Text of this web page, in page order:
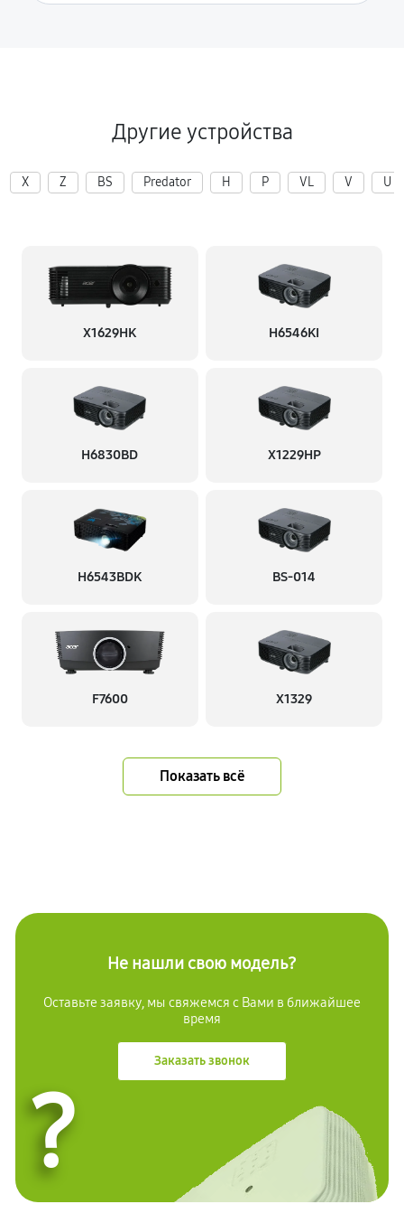
Другие устройства
X Z BS Predator H P VL V U
X1629HK H6546KI
H6830BD X1229HP
H6543BDK BS-014
F7600 X1329
Показать всё
Не нашли свою модель?
Оставьте заявку, мы свяжемся с Вами в ближайшее
время
Заказать звонок
?